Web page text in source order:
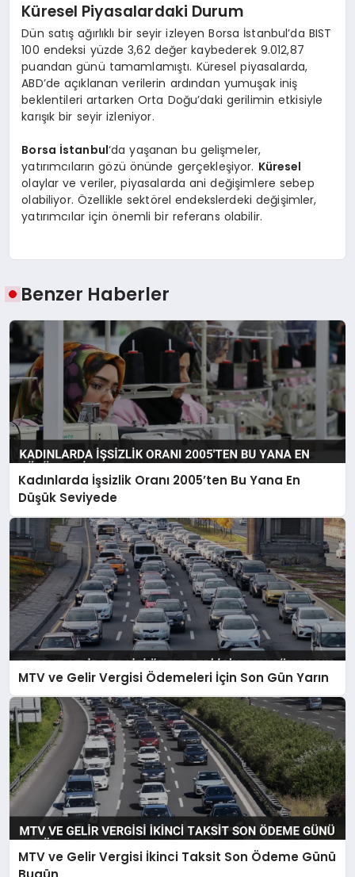
Küresel Piyasalardaki Durum
Dün satış ağırlıklı bir seyir izleyen Borsa İstanbul’da BIST
100 endeksi yüzde 3,62 değer kaybederek 9.012,87
puandan günü tamamlamıştı. Küresel piyasalarda,
ABD’de açıklanan verilerin ardından yumuşak iniş
beklentileri artarken Orta Doğu’daki gerilimin etkisiyle
karışık bir seyir izleniyor.
Borsa İstanbul‘da yaşanan bu gelişmeler,
yatırımcıların gözü önünde gerçekleşiyor. Küresel
olaylar ve veriler, piyasalarda ani değişimlere sebep
olabiliyor. Özellikle sektörel endekslerdeki değişimler,
yatırımcılar için önemli bir referans olabilir.
Benzer Haberler
Kadınlarda İşsizlik Oranı 2005’ten Bu Yana En
Düşük Seviyede
MTV ve Gelir Vergisi Ödemeleri İçin Son Gün Yarın
MTV ve Gelir Vergisi İkinci Taksit Son Ödeme Günü